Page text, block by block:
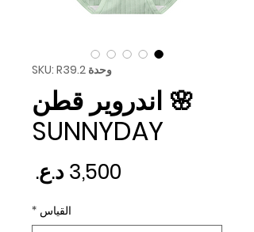
وحدة SKU: R39.2
🌸 اندروير قطن
SUNNYDAY
القياس *